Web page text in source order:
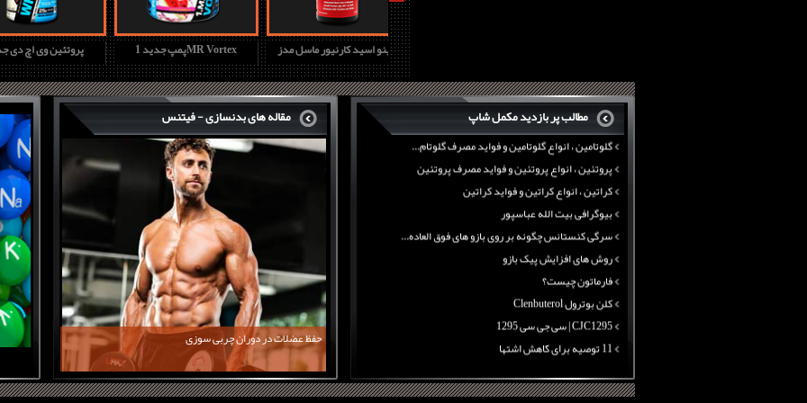
پروتئین وی پمپ جدید 1MR Vortex آمینو اسید کارنیور ماسل مدز
مقاله های بدنسازی - فیتنس
حفظ عضلات در دوران چربی سوزی
مطالب پر بازدید مکمل شاپ
بیوگرافی علی تبریزی
منابع پروتئینی غیر گوشتی
آرژنین ، فواید آرژنین و نقش آرژنین در بدن
گلوتامین ، انواع گلوتامین و فواید مصرف گلوتام...
پروتئین ، انواع پروتئین و فواید مصرف پروتئین
کراتین ، انواع کراتین و فواید کراتین
بیوگرافی بیت الله عباسپور
سرگی کنستانس چگونه بر روی بازو های فوق العاده...
روش های افزایش پیک بازو
فارماتون چیست؟
کلن بوترول Clenbuterol
CJC1295 | سی جی سی 1295
11 توصیه برای کاهش اشتها
چربی سوزی با چای سبز